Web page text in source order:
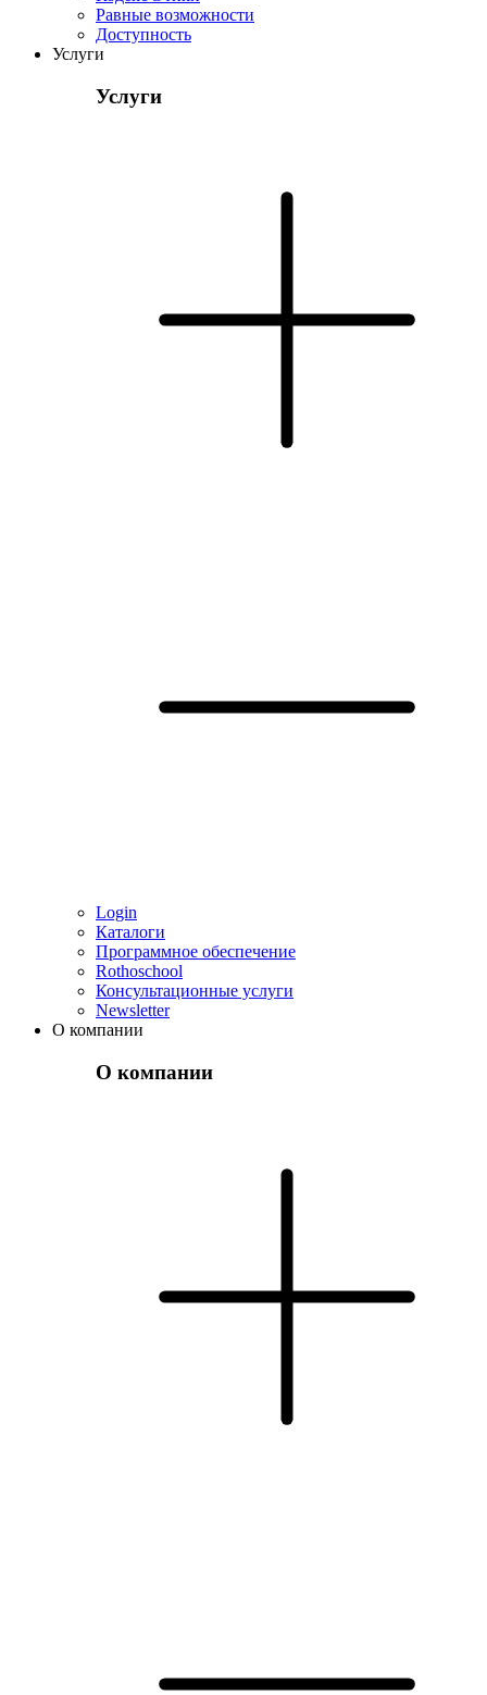
Pавные возможности
Доступность
Услуги
Услуги
Login
Каталоги
Программное обеспечение
Rothoschool
Консультационные услуги
Newsletter
О компании
О компании